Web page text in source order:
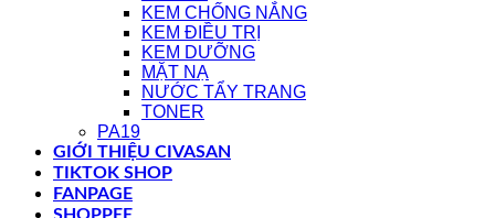
KEM CHỐNG NẮNG
KEM ĐIỀU TRỊ
KEM DƯỠNG
MẶT NẠ
NƯỚC TẨY TRANG
TONER
PA19
GIỚI THIỆU CIVASAN
TIKTOK SHOP
FANPAGE